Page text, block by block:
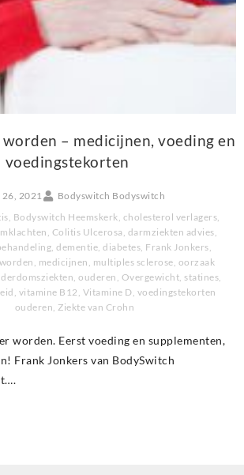
– medicijnen, voeding en
voedingstekorten
26, 2021
Bodyswitch Bodyswitch
, Bodyswitch Heemskerk, cholesterol verlagers,
, Colitis Ulcerosa , darmziekten advies,
,dementie,diabetes, Frank Jonkers,
, medicijnen , multiples sclerose, oorzaak
, ouderen , Overgewicht, statines,
, vitamine B12 , Vitamine D, voedingstekorten
ouderen,Ziekte van Crohn
worden. Eerst voeding en supplementen,
Frank Jonkers van BodySwitch